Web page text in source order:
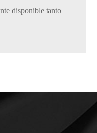
disponible tanto